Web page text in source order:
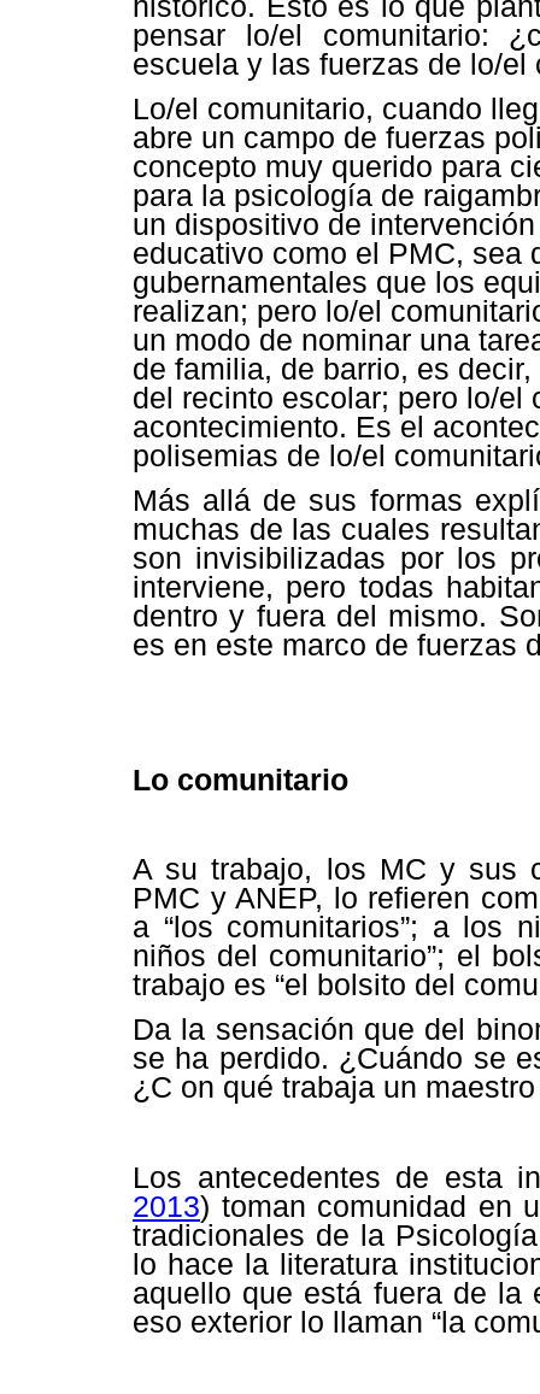
pensar lo/el comunitario:
escuela y las fuerzas de lo/el
Lo/el comunitario, cuando
abre un campo de fuerzas
concepto muy querido para
para la psicología de
un dispositivo de
educativo como el PMC, sea
gubernamentales que los
realizan; pero lo/el
un modo de nominar una
de familia, de barrio, es
del recinto escolar; pero lo/el
acontecimiento. Es el
polisemias de lo/el
Más allá de sus formas
muchas de las cuales
son invisibilizadas por los
interviene, pero todas
dentro y fuera del mismo.
es en este marco de fuerzas
Lo comunitario
A su trabajo, los MC y sus
PMC y ANEP, lo refieren
a “los comunitarios”; a los
niños del comunitario”; el
trabajo es “el bolsito del
Da la sensación que del
se ha perdido. ¿Cuándo se
¿C on qué trabaja un
Los antecedentes de esta
2013) toman comunidad en
tradicionales de la
lo hace la literatura
aquello que está fuera de la
eso exterior lo llaman “la